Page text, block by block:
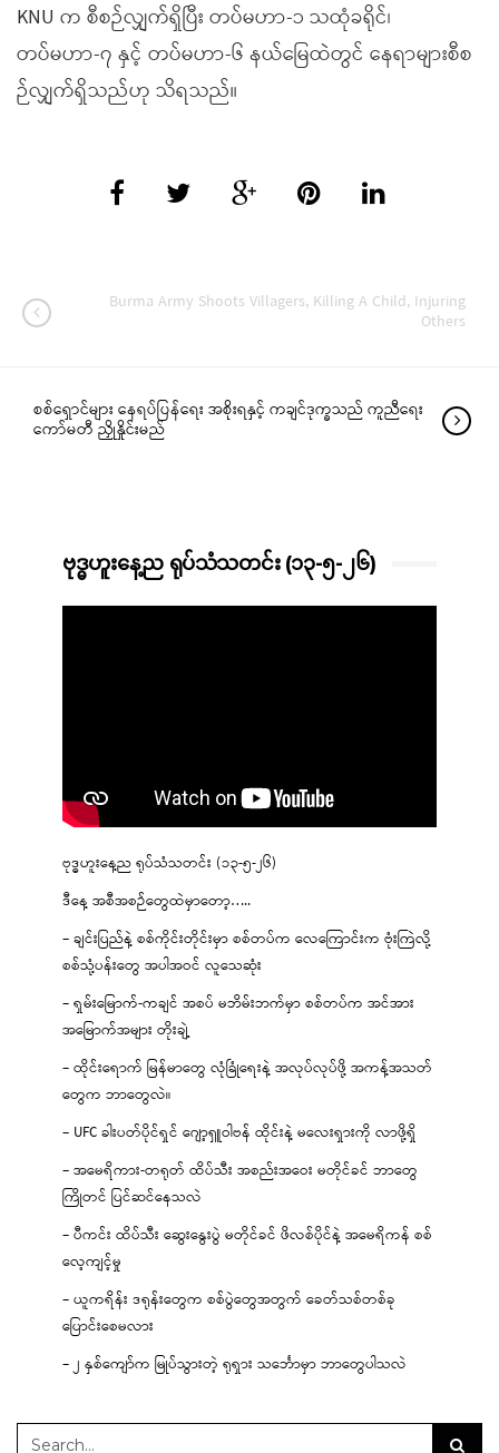
KNU က စီစဉ်လျှက်ရှိပြီး တပ်မဟာ-၁ သထုံခရိုင်၊
တပ်မဟာ-၇ နှင့် တပ်မဟာ-၆ နယ်မြေထဲတွင် နေရာများစီစ
ဉ်လျှက်ရှိသည်ဟု သိရသည်။
Burma Army Shoots Villagers, Killing A Child, Injuring
Others
စစ်ရှောင်များ နေရပ်ပြန်ရေး အစိုးရနှင့် ကချင်ဒုက္ခသည် ကူညီရေး
ကော်မတီ ညှိုနှိုင်းမည်
ဗုဒ္ဓဟူးနေ့ည ရုပ်သံသတင်း (၁၃-၅-၂၆)
ဗုဒ္ဓဟူးနေ့ည ရုပ်သံသတင်း (၁၃-၅-၂၆)
ဒီနေ့ အစီအစဉ်တွေထဲမှာတော့…..
– ချင်းပြည်နဲ့ စစ်ကိုင်းတိုင်းမှာ စစ်တပ်က လေကြောင်းက ဗုံးကြဲလို့
စစ်သုံ့ပန်းတွေ အပါအဝင် လူသေဆုံး
– ရှမ်းမြောက်-ကချင် အစပ် မဘိမ်းဘက်မှာ စစ်တပ်က အင်အား
အမြောက်အများ တိုးချဲ့
– ထိုင်းရောက် မြန်မာတွေ လုံခြုံရေးနဲ့ အလုပ်လုပ်ဖို့ အကန့်အသတ်
တွေက ဘာတွေလဲ။
– UFC ခါးပတ်ပိုင်ရှင် ဂျော့ရှူဝါဗန် ထိုင်းနဲ့ မလေးရှားကို လာဖို့ရှိ
– အမေရိကား-တရုတ် ထိပ်သီး အစည်းအဝေး မတိုင်ခင် ဘာတွေ
ကြိုတင် ပြင်ဆင်နေသလဲ
– ပီကင်း ထိပ်သီး ဆွေးနွေးပွဲ မတိုင်ခင် ဖိလစ်ပိုင်နဲ့ အမေရိကန် စစ်
လေ့ကျင့်မှု
– ယူကရိန်း ဒရုန်းတွေက စစ်ပွဲတွေအတွက် ခေတ်သစ်တစ်ခု
ပြောင်းစေမလား
– ၂ နှစ်ကျော်က မြုပ်သွားတဲ့ ရုရှား သင်္ဘောမှာ ဘာတွေပါသလဲ